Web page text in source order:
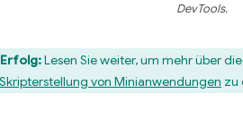
DevTools.
Erfolg:Lesen Sie weiter, um mehr über die
von Minianwendungen zu